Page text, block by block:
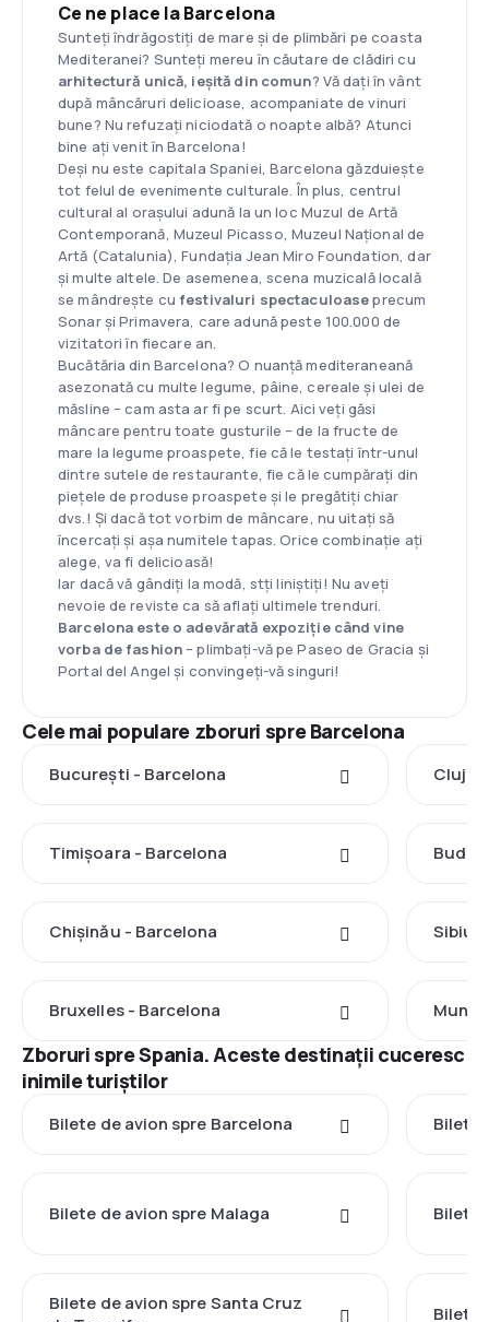
Ce ne place la Barcelona
Sunteți îndrăgostiți de mare și de plimbări pe coasta
Mediteranei? Sunteți mereu în căutare de clădiri cu
arhitectură unică, ieșită din comun? Vă dați în vânt
după mâncăruri delicioase, acompaniate de vinuri
bune? Nu refuzați niciodată o noapte albă? Atunci
bine ați venit în Barcelona!
Deși nu este capitala Spaniei, Barcelona găzduiește
tot felul de evenimente culturale. În plus, centrul
cultural al orașului adună la un loc Muzul de Artă
Contemporană, Muzeul Picasso, Muzeul Național de
Artă (Catalunia), Fundația Jean Miro Foundation, dar
și multe altele. De asemenea, scena muzicală locală
se mândrește cufestivaluri spectaculoaseprecum
Sonar și Primavera, care adună peste 100.000 de
vizitatori în fiecare an.
Bucătăria din Barcelona? O nuanță mediteraneană
asezonată cu multe legume, pâine, cereale și ulei de
măsline – cam asta ar fi pe scurt. Aici veți găsi
mâncare pentru toate gusturile – de la fructe de
mare la legume proaspete, fie că le testați într-unul
dintre sutele de restaurante, fie că le cumpărați din
piețele de produse proaspete și le pregătiți chiar
dvs.! Și dacă tot vorbim de mâncare, nu uitați să
încercați și așa numitele tapas. Orice combinație ați
alege, va fi delicioasă!
Iar dacă vă gândiți la modă, stți liniștiți! Nu aveți
nevoie de reviste ca să aflați ultimele trenduri.
Barcelona este o adevărată expoziție când vine
vorba de fashion– plimbați-vă pe Paseo de Gracia și
Portal del Angel și convingeți-vă singuri!
Cele mai populare zboruri spre Barcelona
București - Barcelona Cluj-
Timișoara - Barcelona
Chișinău - Barcelona Sibiu
Bruxelles - Barcelona
Zboruri spre Spania. Aceste destinații cuceresc
inimile turiștilor
Bilete de avion spre Barcelona Bilete
Bilete de avion spre Malaga Bilete
Bilete de avion spre Santa Cruz
Bilete